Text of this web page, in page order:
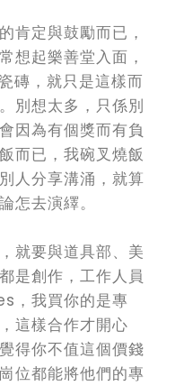
肯定與鼓勵而已，
想起樂善堂入面，
磚，就只是這樣而
別想太多，只係別
因為有個獎而有負
而已，我碗叉燒飯
人分享溝涌，就算
怎去演繹。
就要與道具部、美
是創作，工作人員
，我買你的是專
這樣合作才開心
得你不值這個價錢
位都能將他們的專